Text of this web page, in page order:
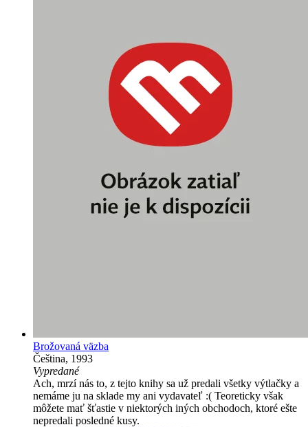
Brožovaná väzba
Čeština, 1993
Vypredané
Ach, mrzí nás to, z tejto knihy sa už predali všetky výtlačky a
nemáme ju na sklade my ani vydavateľ :( Teoreticky však
môžete mať šťastie v niektorých iných obchodoch, ktoré ešte
nepredali posledné kusy.